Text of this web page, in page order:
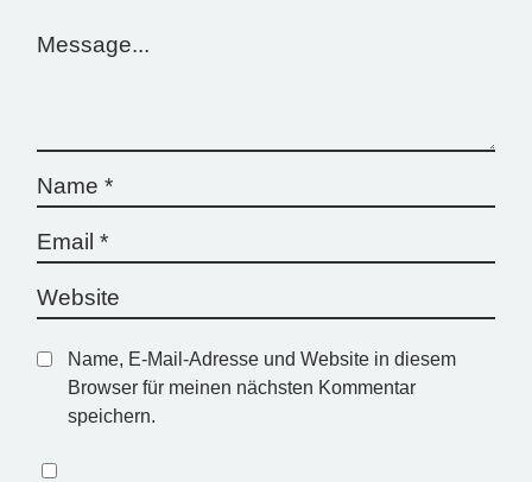
Name, E-Mail-Adresse und Website in diesem
Browser für meinen nächsten Kommentar
speichern.